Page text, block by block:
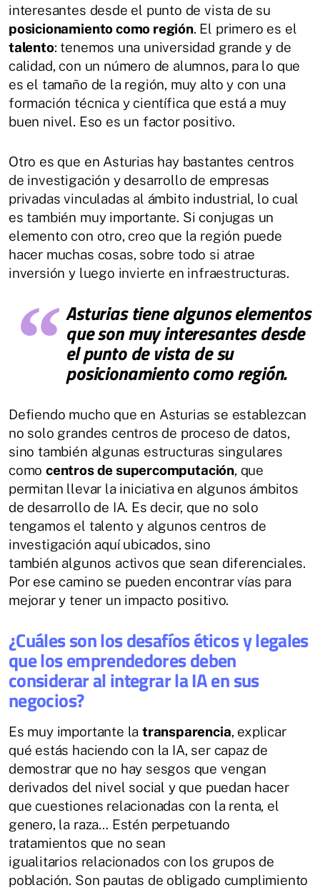
interesantes desde el punto de vista de su
posicionamiento como región. El primero es el
talento: tenemos una universidad grande y de
calidad, con un número de alumnos, para lo que
es el tamaño de la región, muy alto y con una
formación técnica y científica que está a muy
buen nivel. Eso es un factor positivo.
Otro es que en Asturias hay bastantes centros
de investigación y desarrollo de empresas
privadas vinculadas al ámbito industrial, lo cual
es también muy importante. Si conjugas un
elemento con otro, creo que la región puede
hacer muchas cosas, sobre todo si atrae
inversión y luego invierte en infraestructuras.
Asturias tiene algunos elementos
que son muy interesantes desde
el punto de vista de su
posicionamiento como región.
Defiendo mucho que en Asturias se establezcan
no solo grandes centros de proceso de datos,
sino también algunas estructuras singulares
comocentros de supercomputación, que
permitan llevar la iniciativa en algunos ámbitos
de desarrollo de IA. Es decir, que no solo
tengamos el talento y algunos centros de
investigación aquí ubicados, sino
también algunos activos que sean diferenciales.
Por ese camino se pueden encontrar vías para
mejorar y tener un impacto positivo.
¿Cuáles son los desafíos éticos y legales
que los emprendedores deben
considerar al integrar la IA en sus
negocios?
Es muy importante latransparencia, explicar
qué estás haciendo con la IA, ser capaz de
demostrar que no hay sesgos que vengan
derivados del nivel social y que puedan hacer
que cuestiones relacionadas con la renta, el
genero, la raza… Estén perpetuando
tratamientos que no sean
igualitarios relacionados con los grupos de
población. Son pautas de obligado cumplimiento